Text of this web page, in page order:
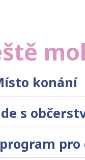
konání
s
pro